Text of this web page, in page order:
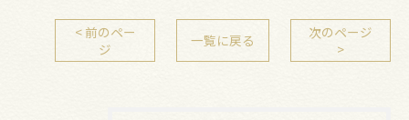
< 前のペー
ジ
一覧に戻る
次のページ
>